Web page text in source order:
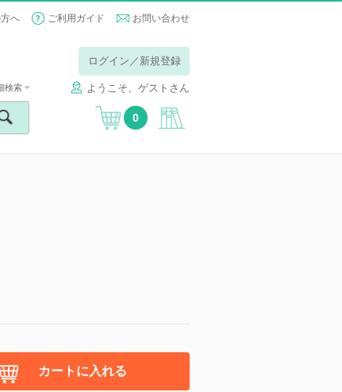
へ ご利用ガイド お問い合わせ
ログイン／新規登録
ようこそ、ゲストさん
検索
0
カートに入れる